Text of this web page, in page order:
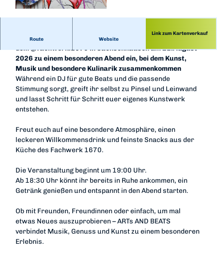
Route Website
Link zum Kartenverkauf
Der @kreativraum.nicolehartwich lädt gemeinsam mit
dem @fachwerk.1670 in Sachsenhausen am 21.August
2026 zu einem besonderen Abend ein, bei dem Kunst,
Musik und besondere Kulinarik zusammenkommen
Während ein DJ für gute Beats und die passende
Stimmung sorgt, greift ihr selbst zu Pinsel und Leinwand
und lasst Schritt für Schritt euer eigenes Kunstwerk
entstehen.
Freut euch auf eine besondere Atmosphäre, einen
leckeren Willkommensdrink und feinste Snacks aus der
Küche des Fachwerk 1670.
Die Veranstaltung beginnt um 19:00 Uhr.
Ab 18:30 Uhr könnt ihr bereits in Ruhe ankommen, ein
Getränk genießen und entspannt in den Abend starten.
Ob mit Freunden, Freundinnen oder einfach, um mal
etwas Neues auszuprobieren – ARTs AND BEATS
verbindet Musik, Genuss und Kunst zu einem besonderen
Erlebnis.